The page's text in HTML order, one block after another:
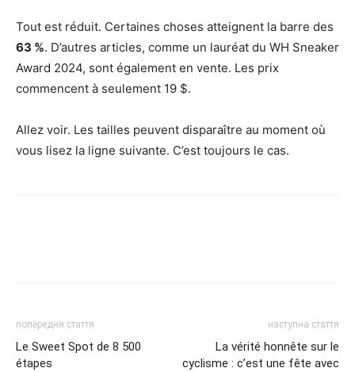
Tout est réduit. Certaines choses atteignent la barre des
63 %. D’autres articles, comme un lauréat du WH Sneaker
Award 2024, sont également en vente. Les prix
commencent à seulement 19 $.
Allez voir. Les tailles peuvent disparaître au moment où
vous lisez la ligne suivante. C’est toujours le cas.
попередня стаття
Le Sweet Spot de 8 500
étapes
наступна стаття
La vérité honnête sur le
cyclisme : c’est une fête avec